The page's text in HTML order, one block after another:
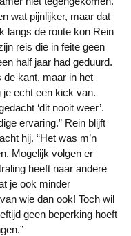
wat pijnlijker, maar dat
langs de route kon Rein
reis die in feite geen
half jaar had geduurd.
de kant, maar in het
echt een kick van.
‘dit nooit weer’.
ervaring.” Rein blijft
hij. “Het was m’n
Mogelijk volgen er
heeft naar andere
je ook minder
wie dan ook! Toch wil
geen beperking hoeft